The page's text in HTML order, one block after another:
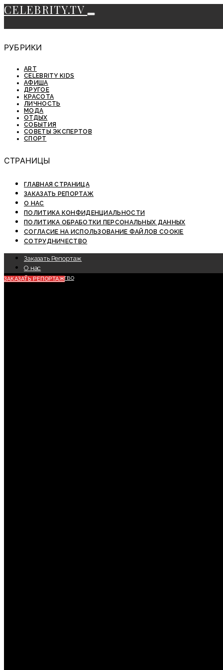
CELEBRITY.TV
РУБРИКИ
ART
CELEBRITY KIDS
АФИША
ДРУГОЕ
КРАСОТА
ЛИЧНОСТЬ
МОДА
ОТДЫХ
СОБЫТИЯ
СОВЕТЫ ЭКСПЕРТОВ
СПОРТ
СТРАНИЦЫ
ГЛАВНАЯ СТРАНИЦА
ЗАКАЗАТЬ РЕПОРТАЖ
О НАС
ПОЛИТИКА КОНФИДЕНЦИАЛЬНОСТИ
ПОЛИТИКА ОБРАБОТКИ ПЕРСОНАЛЬНЫХ ДАННЫХ
СОГЛАСИЕ НА ИСПОЛЬЗОВАНИЕ ФАЙЛОВ COOKIE
СОТРУДНИЧЕСТВО
Заказать Репортаж
О нас
Сотрудничество
ЗАКАЗАТЬ РЕПОРТАЖ